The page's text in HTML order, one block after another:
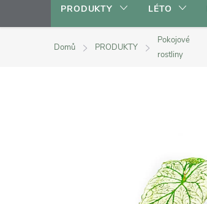
PRODUKTY LÉTO
Domů PRODUKTY
Pokojové
rostliny